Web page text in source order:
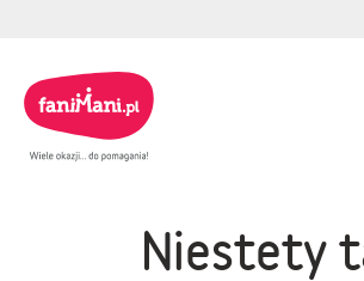
Niestety